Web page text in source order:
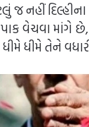
દિલ્હીના
વેચવા માંગે
ધીમે તેને